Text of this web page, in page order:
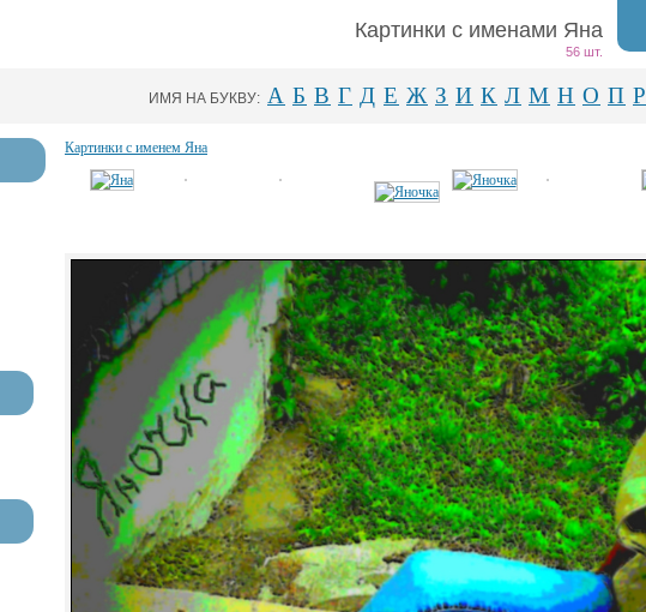
Картинки с именами Яна
56 шт.
ИМЯ НА БУКВУ: А Б В Г Д Е Ж З И К Л М Н О П Р
Картинки с именем Яна